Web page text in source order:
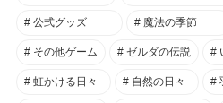
公式グッズ 魔法の季節
その他ゲーム ゼルダの伝説
虹かける日々 自然の日々